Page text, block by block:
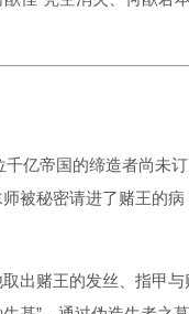
千亿帝国的缔造者尚未订
被秘密请进了赌王的病
出赌王的发丝、指甲与